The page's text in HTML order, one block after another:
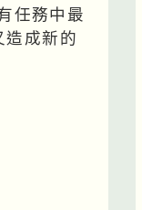
任務中最
造成新的